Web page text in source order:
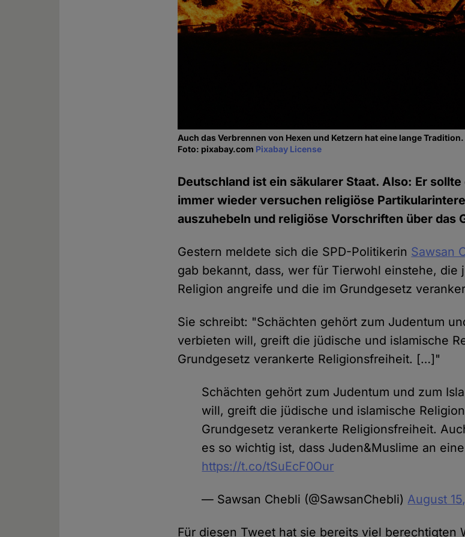
Auch das Verbrennen von Hexen und Ketzern hat eine lange Tradition.
Foto: pixabay.com Pixabay License
Deutschland ist ein säkularer Staat. Also: Er
immer wieder versuchen religiöse
auszuhebeln und religiöse Vorschriften über das
Gestern meldete sich die SPD-Politikerin Sawsan
gab bekannt, dass, wer für Tierwohl einstehe, die
Religion angreife und die im Grundgesetz
Sie schreibt: "Schächten gehört zum Judentum
verbieten will, greift die jüdische und islamische
Grundgesetz verankerte Religionsfreiheit. […]"
Schächten gehört zum Judentum und zum
will, greift die jüdische und islamische
Grundgesetz verankerte Religionsfreiheit.
es so wichtig ist, dass Juden&Muslime an
https://t.co/tSuEcF0Our
— Sawsan Chebli (@SawsanChebli)August
Für diesen Tweet hat sie bereits viel berechtigten